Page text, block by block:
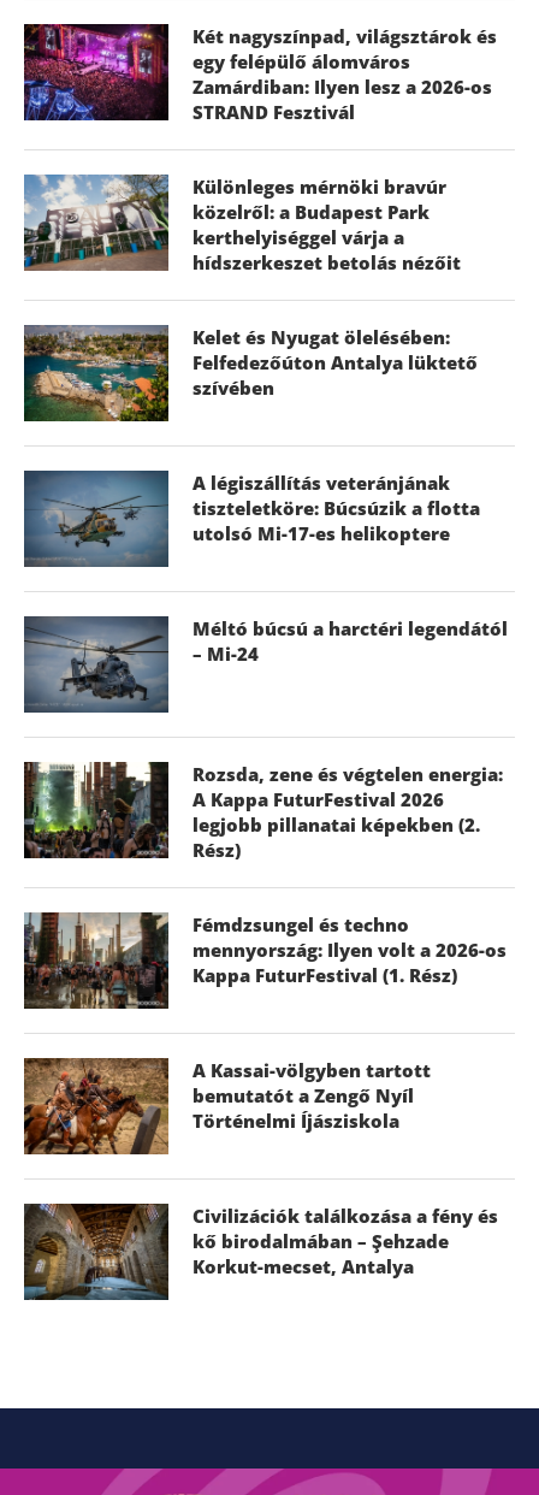
Két nagyszínpad, világsztárok és
egy felépülő álomváros
Zamárdiban: Ilyen lesz a 2026-os
STRAND Fesztivál
Különleges mérnöki bravúr
közelről: a Budapest Park
kerthelyiséggel várja a
hídszerkeszet betolás nézőit
Kelet és Nyugat ölelésében:
Felfedezőúton Antalya lüktető
szívében
A légiszállítás veteránjának
tiszteletköre: Búcsúzik a flotta
utolsó Mi-17-es helikoptere
Méltó búcsú a harctéri legendától
– Mi-24
Rozsda, zene és végtelen energia:
A Kappa FuturFestival 2026
legjobb pillanatai képekben (2.
Rész)
Fémdzsungel és techno
mennyország: Ilyen volt a 2026-os
Kappa FuturFestival (1. Rész)
A Kassai-völgyben tartott
bemutatót a Zengő Nyíl
Történelmi Íjásziskola
Civilizációk találkozása a fény és
kő birodalmában – Şehzade
Korkut-mecset, Antalya